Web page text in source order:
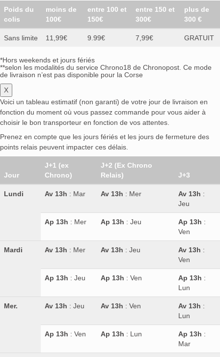
Poids du
colis
moins de
100€
entre 100 et
150€
entre 150 et
300€
plus de
300 €
Sans limite 11,99€ 9.99€ 7,99€ GRATUIT
*Hors weekends et jours fériés
**selon les modalités du service Chrono18 de Chronopost. Ce mode
de livraison n’est pas disponible pour la Corse
X
Voici un tableau estimatif (non garanti) de votre jour de livraison en
fonction du moment où vous passez commande pour vous aider à
choisir le bon transporteur en fonction de vos attentes.
Prenez en compte que les jours fériés et les jours de fermeture des
points relais peuvent impacter ces délais.
Jour
J+1 (ex
Chrono)
J+2 (Ex Chrono
Relais)
J+3
Lundi Av 13h : Mar Av 13h : Mer Av 13h :
Jeu
Ap 13h : Mer Ap 13h : Jeu Ap 13h :
Ven
Mardi Av 13h : Mer Av 13h : Jeu Av 13h :
Ven
Ap 13h : Jeu Ap 13h : Ven Ap 13h :
Lun
Mer. Av 13h : Jeu Av 13h : Ven Av 13h :
Lun
Ap 13h : Ven Ap 13h : Lun Ap 13h :
Mar